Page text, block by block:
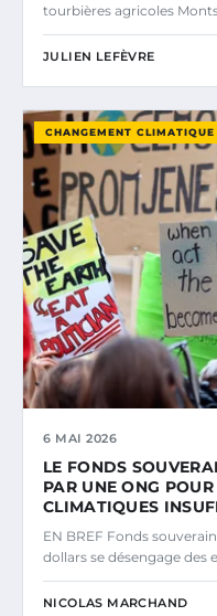
tourbières agricoles
JULIEN LEFÈVRE
CHANGEMENT CLIMATIQUE
6 MAI 2026
LE FONDS
PAR UNE ONG
CLIMATIQUES
EN BREF Fonds
dollars se désengage des
NICOLAS MARCHAND